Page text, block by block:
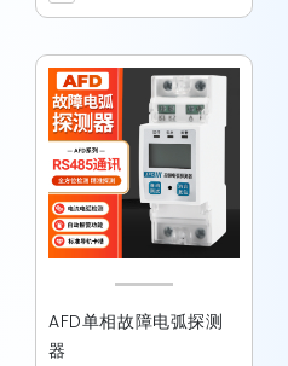
AFD单相故障电弧探测
器